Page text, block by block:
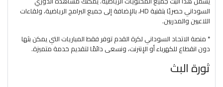
السوداني حصريًا بتقنية HD، بالإضافة إلى جميع البرامج الرياضية، ولقاءات
اللاعبين والمدربين.
* منصة الاتحاد السوداني لكرة القدم توفر فقط المباريات التي يمكن بثها
دون انقطاع للكهرباء أو الإنترنت، ونسعى دائمًا لتقديم خدمة متميزة.
ثورة البث